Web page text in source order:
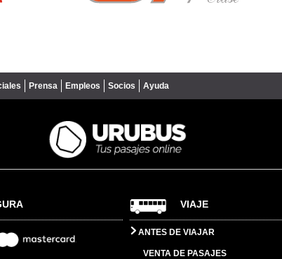
Prensa Empleos Socios Ayuda
VIAJE
ANTES DE VIAJAR
VENTA DE PASAJES